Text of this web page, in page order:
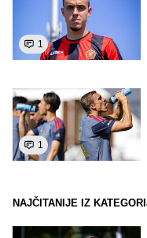
1
1
NAJČITANIJE IZ